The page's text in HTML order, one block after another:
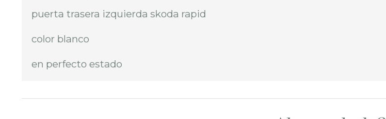
puerta trasera izquierda skoda rapid
color blanco
en perfecto estado